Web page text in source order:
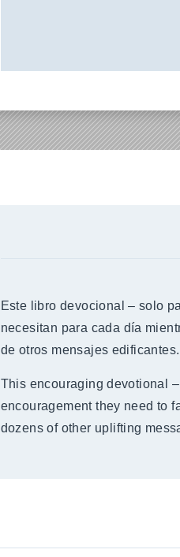
Este libro devocional – solo
necesitan para cada día
de otros mensajes edificantes.
This encouraging devotional
encouragement they need to
dozens of other uplifting